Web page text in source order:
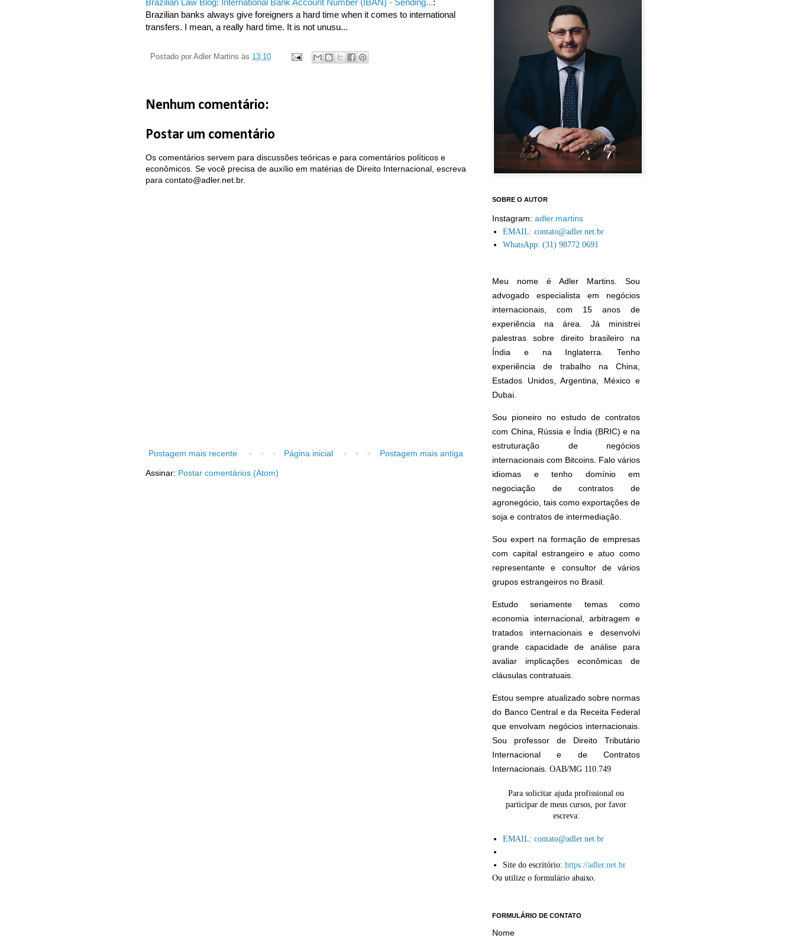
Brazilian banks always give foreigners a hard time when it comes to international
transfers. I mean, a really hard time. It is not unusu...
Postado por Adler Martins às 13:10
Nenhum comentário:
Postar um comentário
Os comentários servem para discussões teóricas e para comentários políticos e
econômicos. Se você precisa de auxílio em matérias de Direito Internacional, escreva
para contato@adler.net.br.
Postagem mais recente Postagem mais antiga
Página inicial
Assinar: Postar comentários (Atom)
SOBRE O AUTOR
Instagram: adler.martins
EMAIL: contato@adler.net.br
WhatsApp: (31) 98772 0691
Meu nome é Adler Martins. Sou
advogado especialista em negócios
internacionais, com 15 anos de
experiência na área. Já ministrei
palestras sobre direito brasileiro na
Índia e na Inglaterra. Tenho
experiência de trabalho na China,
Estados Unidos, Argentina, México e
Dubai.
Sou pioneiro no estudo de contratos
com China, Rússia e Índia (BRIC) e na
estruturação de negócios
internacionais com Bitcoins. Falo vários
idiomas e tenho domínio em
negociação de contratos de
agronegócio, tais como exportações de
soja e contratos de intermediação.
Sou expert na formação de empresas
com capital estrangeiro e atuo como
representante e consultor de vários
grupos estrangeiros no Brasil.
Estudo seriamente temas como
economia internacional, arbitragem e
tratados internacionais e desenvolvi
grande capacidade de análise para
avaliar implicações econômicas de
cláusulas contratuais.
Estou sempre atualizado sobre normas
do Banco Central e da Receita Federal
que envolvam negócios internacionais.
Sou professor de Direito Tributário
Internacional e de Contratos
Internacionais. OAB/MG 110.749
Para solicitar ajuda profissional ou
participar de meus cursos, por favor
escreva:
EMAIL: contato@adler.net.br
Site do escritório: https://adler.net.br
Ou utilize o formulário abaixo.
FORMULÁRIO DE CONTATO
Nome